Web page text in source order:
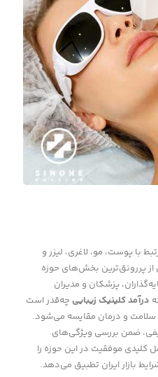
با پوست، مو، لاغری، لیزر و
پررونق‌ترین بخش‌های حوزه
پزشکان و مدیران
درآمد کلینیک زیبایی چه‌قدر است
سلامت و درمان مقایسه می‌شود.
ضمن بررسی ویژگی‌های
کلیدی موفقیت در این حوزه را
بازار ایران تطبیق می‌دهد.